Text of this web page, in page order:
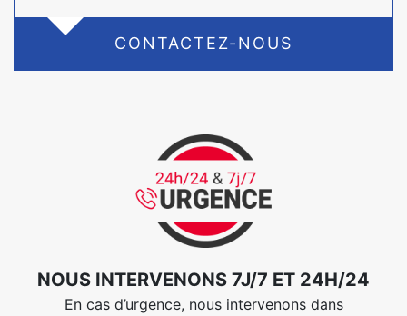
CONTACTEZ-NOUS
NOUS INTERVENONS 7J/7 ET 24H/24
En cas d’urgence, nous intervenons dans